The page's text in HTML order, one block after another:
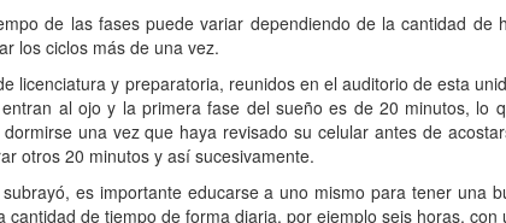
las fases puede variar dependiendo de la cantidad de
los ciclos más de una vez.
y preparatoria, reunidos en el auditorio de esta
al ojo y la primera fase del sueño es de 20 minutos, lo
una vez que haya revisado su celular antes de
otros 20 minutos y así sucesivamente.
es importante educarse a uno mismo para tener una
cantidad de tiempo de forma diaria, por ejemplo seis horas,